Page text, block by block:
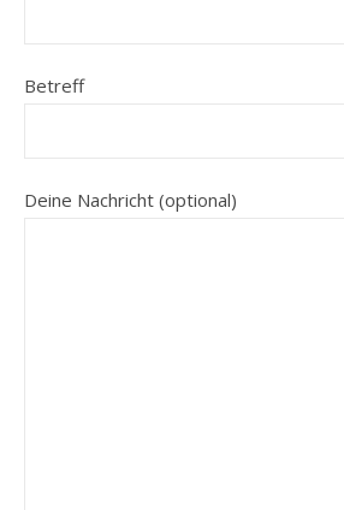
Betreff
Deine Nachricht (optional)